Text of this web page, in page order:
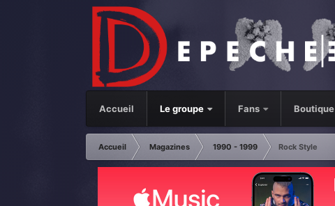
Accueil Le groupe Fans Boutique
Accueil Magazines 1990 - 1999
Rock Style